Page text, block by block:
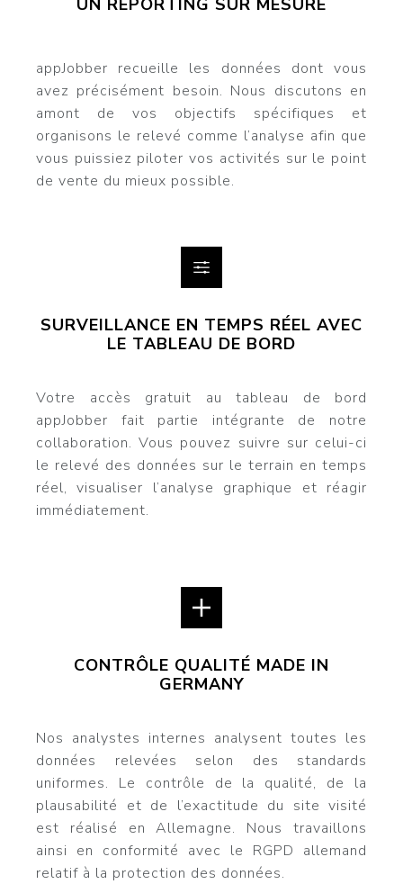
UN REPORTING SUR MESURE
appJobber recueille les données dont vous
avez précisément besoin. Nous discutons en
amont de vos objectifs spécifiques et
organisons le relevé comme l’analyse afin que
vous puissiez piloter vos activités sur le point
de vente du mieux possible.
SURVEILLANCE EN TEMPS RÉEL AVEC
LE TABLEAU DE BORD
Votre accès gratuit au tableau de bord
appJobber fait partie intégrante de notre
collaboration. Vous pouvez suivre sur celui-ci
le relevé des données sur le terrain en temps
réel, visualiser l’analyse graphique et réagir
immédiatement.
CONTRÔLE QUALITÉ MADE IN
GERMANY
Nos analystes internes analysent toutes les
données relevées selon des standards
uniformes. Le contrôle de la qualité, de la
plausabilité et de l’exactitude du site visité
est réalisé en Allemagne. Nous travaillons
ainsi en conformité avec le RGPD allemand
relatif à la protection des données.